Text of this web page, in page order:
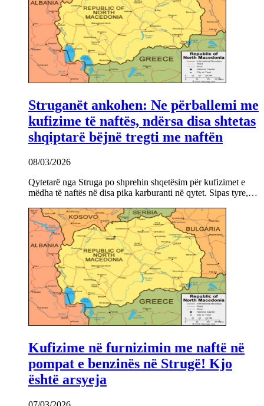
Struganët ankohen: Ne përballemi me
kufizime të naftës, ndërsa disa shtetas
shqiptarë bëjnë tregti me naftën
08/03/2026
Qytetarë nga Struga po shprehin shqetësim për kufizimet e
mëdha të naftës në disa pika karburanti në qytet. Sipas tyre,…
Kufizime në furnizimin me naftë në
pompat e benzinës në Strugë! Kjo
është arsyeja